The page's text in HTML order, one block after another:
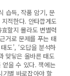
습득, 작품 암기, 문
적한다. 안타깝게도
할지 몰라도 변별력
거로 문제를 푸는 태
도’, ‘오답을 분석하
맞닿은 올바른 태도
을 수 있다. 책에는
별 바로잡아야 할